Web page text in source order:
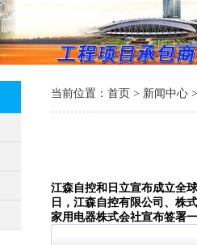
当前位置： 首页 > 新闻中心
江森自控和日立宣布成立全
日，江森自控有限公司、株
家用电器株式会社宣布签署